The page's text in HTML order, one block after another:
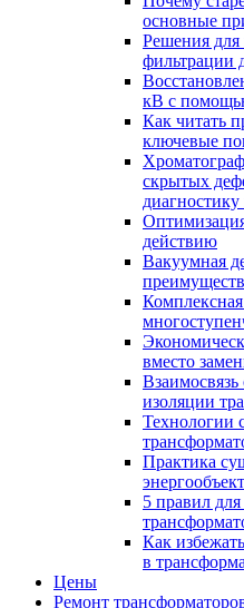
основные
Решения для
фильтрации
кВ с
Как читать
ключевые
скрытых
диагностику
действию
Вакуумная
вместо
изоляции
Технологии
Практика
5 правил
Как
в
Цены
Ремонт